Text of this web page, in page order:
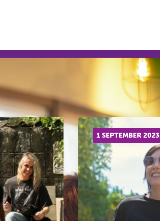
1 SEPTEMBER 2023